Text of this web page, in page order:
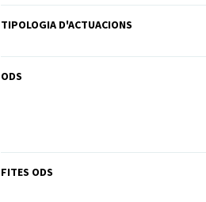
TIPOLOGIA D'ACTUACIONS
ODS
FITES ODS